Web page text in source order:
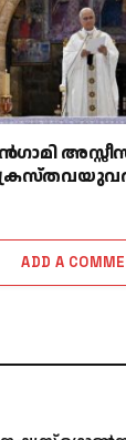
ADD A